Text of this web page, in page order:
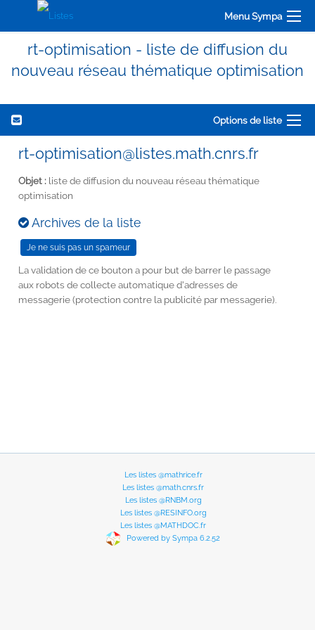
Menu Sympa
rt-optimisation - liste de diffusion du
nouveau réseau thématique optimisation
Options de liste
rt-optimisation@listes.math.cnrs.fr
Objet : liste de diffusion du nouveau réseau thématique
optimisation
Archives de la liste
La validation de ce bouton a pour but de barrer le passage
aux robots de collecte automatique d'adresses de
messagerie (protection contre la publicité par messagerie).
Les listes @mathrice.fr
Les listes @math.cnrs.fr
Les listes @RNBM.org
Les listes @RESINFO.org
Les listes @MATHDOC.fr
Powered by Sympa 6.2.52